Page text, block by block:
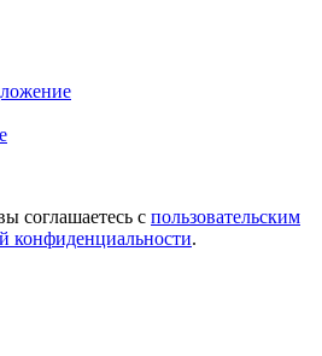
соглашаетесь с пользовательским
конфиденциальности.